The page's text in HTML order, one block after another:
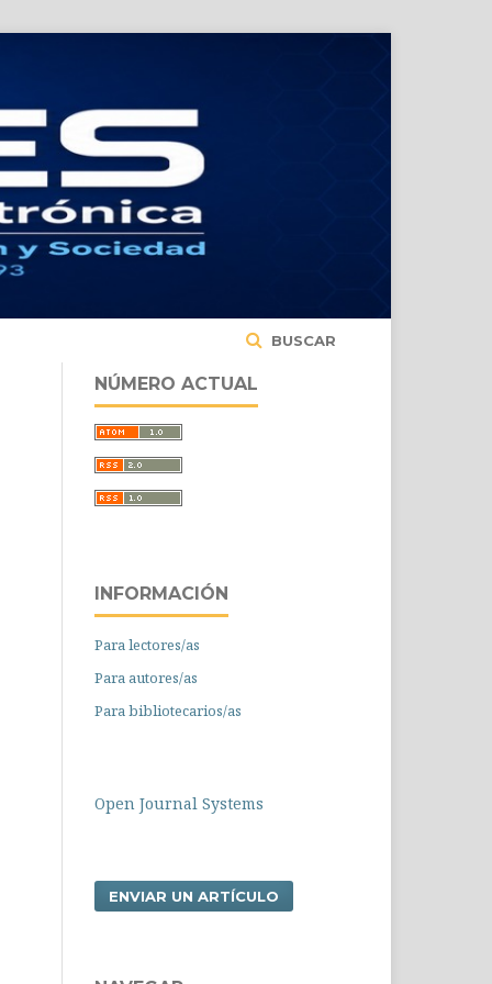
BUSCAR
NÚMERO ACTUAL
INFORMACIÓN
Para lectores/as
Para autores/as
Para bibliotecarios/as
Open Journal Systems
ENVIAR UN ARTÍCULO